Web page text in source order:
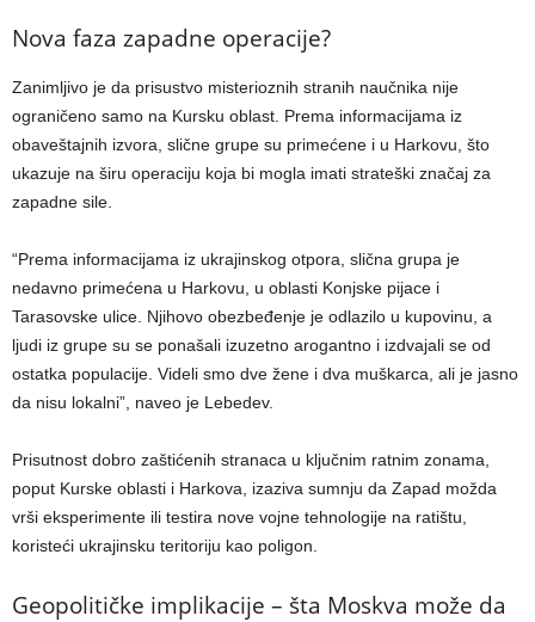
Nova faza zapadne operacije?
Zanimljivo je da prisustvo misterioznih stranih naučnika nije
ograničeno samo na Kursku oblast. Prema informacijama iz
obaveštajnih izvora, slične grupe su primećene i u Harkovu, što
ukazuje na širu operaciju koja bi mogla imati strateški značaj za
zapadne sile.
“Prema informacijama iz ukrajinskog otpora, slična grupa je
nedavno primećena u Harkovu, u oblasti Konjske pijace i
Tarasovske ulice. Njihovo obezbeđenje je odlazilo u kupovinu, a
ljudi iz grupe su se ponašali izuzetno arogantno i izdvajali se od
ostatka populacije. Videli smo dve žene i dva muškarca, ali je jasno
da nisu lokalni”, naveo je Lebedev.
Prisutnost dobro zaštićenih stranaca u ključnim ratnim zonama,
poput Kurske oblasti i Harkova, izaziva sumnju da Zapad možda
vrši eksperimente ili testira nove vojne tehnologije na ratištu,
koristeći ukrajinsku teritoriju kao poligon.
Geopolitičke implikacije – šta Moskva može da